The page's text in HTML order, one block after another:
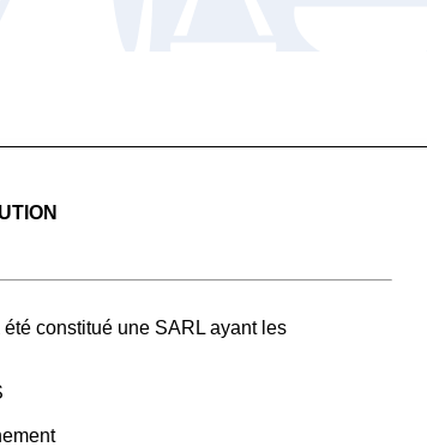
constitué une SARL ayant les